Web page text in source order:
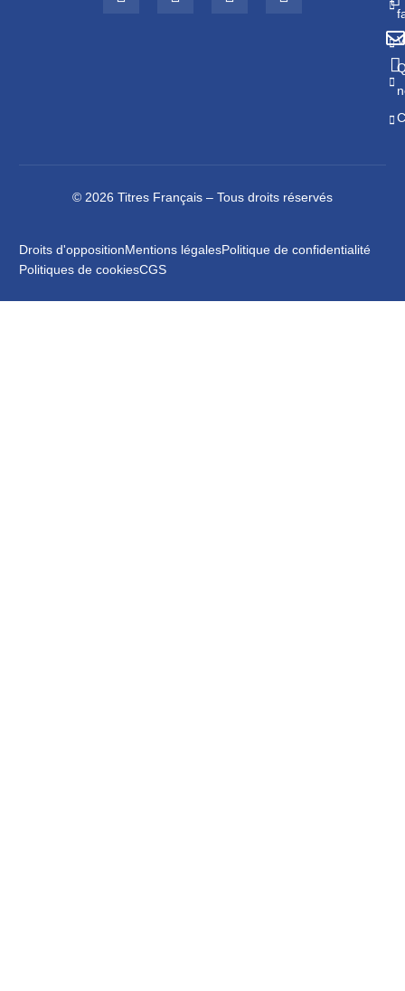
© 2026 Titres Français – Tous droits réservés
Droits d'oppositionMentions légalesPolitique de confidentialité
Politiques de cookiesCGS